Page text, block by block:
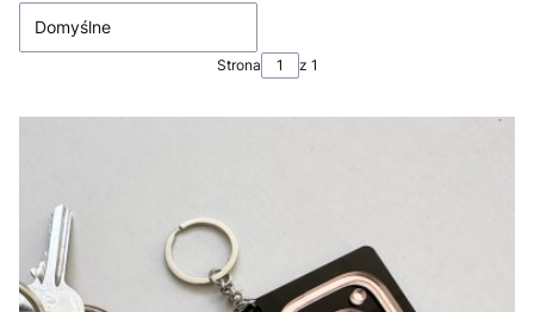
Domyślne
Strona z 1